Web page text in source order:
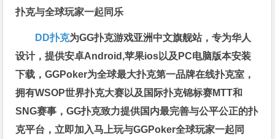
扑克与全球玩家一起同乐
DD扑克为GG扑克游戏亚洲中文旗舰站，专为华人
设计，提供安卓Android,苹果ios以及PC电脑版本安装
下载，GGPoker为全球最大扑克第一品牌在线扑克室，
拥有WSOP世界扑克大赛以及国际扑克锦标赛MTT和
SNG赛事，GG扑克致力提供国内最完善与公平公正的扑
克平台，立即加入马上玩与GGPoker全球玩家一起同